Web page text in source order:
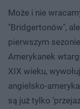
Może i nie
"Bridgertonów",
pierwszym
Amerykanek
XIX wieku,
angielsko-
są już tylko